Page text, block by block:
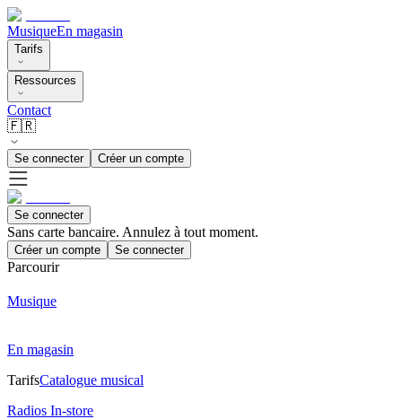
MusiqueEn magasin
Tarifs
Ressources
Contact
🇫🇷
Se connecter Créer un compte
Se connecter
Sans carte bancaire. Annulez à tout moment.
Créer un compte Se connecter
Parcourir
Musique
En magasin
TarifsCatalogue musical
Radios In-store